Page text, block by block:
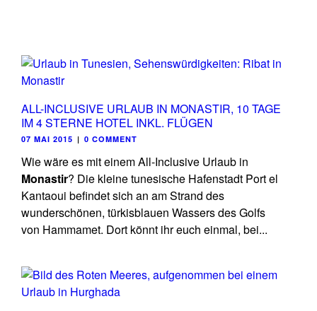
ALL-INCLUSIVE URLAUB IN MONASTIR, 10 TAGE
IM 4 STERNE HOTEL INKL. FLÜGEN
07 MAI 2015 | 0 COMMENT
Wie wäre es mit einem All-Inclusive Urlaub in
Monastir? Die kleine tunesische Hafenstadt Port el
Kantaoui befindet sich an am Strand des
wunderschönen, türkisblauen Wassers des Golfs
von Hammamet. Dort könnt ihr euch einmal, bei...